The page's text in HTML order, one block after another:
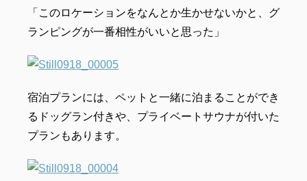
「このロケーションをなんとか生かせないかと、グ
ランピングが一番相性がいいと思った」
宿泊プランには、ペットと一緒に泊まることができ
るドッグラン付きや、プライベートサウナが付いた
プランもあります。